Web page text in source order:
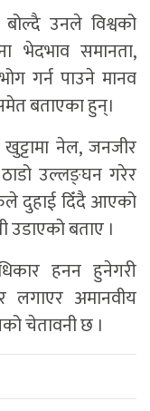
उनले विश्वको
भेदभाव समानता,
गर्न पाउने मानव
बताएका हुन्।
नेल, जनजीर
उल्लङ्घन गरेर
दुहाई दिँदै आएको
उडाएको बताए ।
हनन हुनेगरी
लगाएर अमानवीय
चेतावनी छ ।